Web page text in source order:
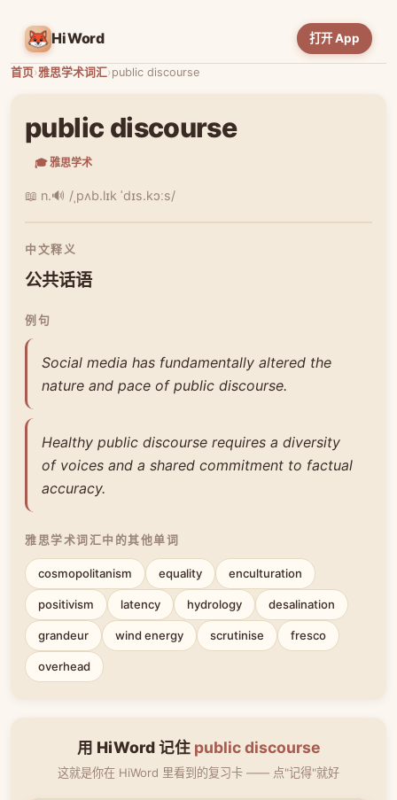
HiWord 打开 App
首页›雅思学术词汇›public discourse
public discourse
🎓 雅思学术
📖 n.🔊 /ˌpʌb.lɪk ˈdɪs.kɔːs/
中文释义
公共话语
例句
Social media has fundamentally altered the
nature and pace of public discourse.
Healthy public discourse requires a diversity
of voices and a shared commitment to factual
accuracy.
雅思学术词汇中的其他单词
cosmopolitanism equality enculturation
positivism latency hydrology desalination
grandeur wind energy scrutinise fresco
overhead
用 HiWord 记住 public discourse
这就是你在 HiWord 里看到的复习卡 —— 点"记得"就好